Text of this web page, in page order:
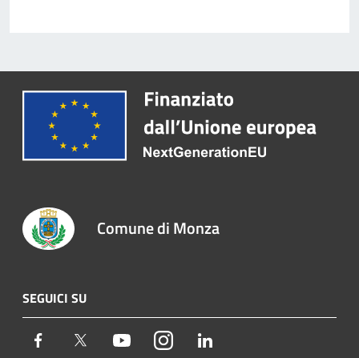
Comune di Monza
SEGUICI SU
Facebook Twitter YoutubeInstagram